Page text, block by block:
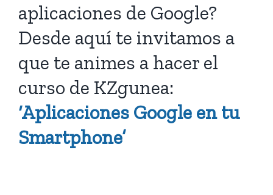
aplicaciones de Google?
Desde aquí te invitamos a
que te animes a hacer el
curso de KZgunea:
‘Aplicaciones Google en tu
Smartphone’